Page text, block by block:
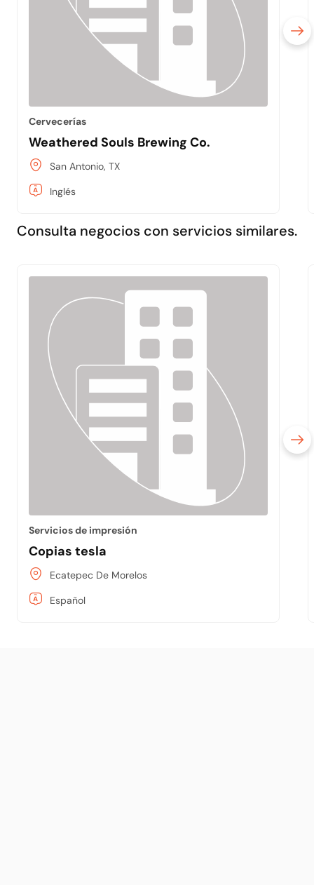
Cervecerías
Weathered Souls Brewing Co.
San Antonio, TX
Inglés
Consulta negocios con servicios similares.
Servicios de impresión
Copias tesla
Ecatepec De Morelos
Español